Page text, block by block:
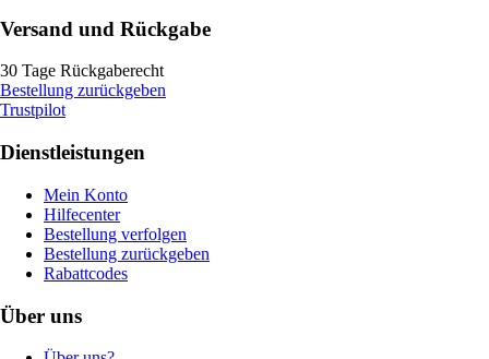
Versand und Rückgabe
30 Tage Rückgaberecht
Bestellung zurückgeben
Trustpilot
Dienstleistungen
Mein Konto
Hilfecenter
Bestellung verfolgen
Bestellung zurückgeben
Rabattcodes
Über uns